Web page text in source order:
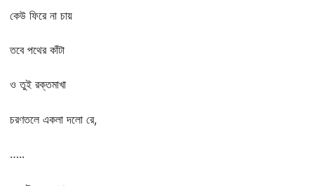
কেউ ফিরে না চায়
তবে পথের কাঁটা
ও তুই রক্তমাখা
চরণতলে একলা দলো রে,
…..